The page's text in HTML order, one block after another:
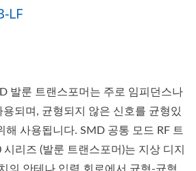
LF
발룬 트랜스포머는 주로 임피던스나
되며, 균형되지 않은 신호를 균형있
해 사용됩니다. SMD 공통 모드 RF 트
시리즈 (발룬 트랜스포머)는 지상 디지